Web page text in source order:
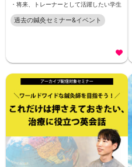
・将来、トレーナーとして活躍したい学生
過去の鍼灸セミナー&イベント